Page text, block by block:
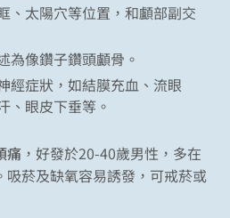
、太陽穴等位置，和顱部副交
為像鑽子鑽頭顱骨。
經症狀，如結膜充血、流眼
、眼皮下垂等。
痛 ，好發於20-40歲男性，多在
吸菸及缺氧容易誘發，可戒菸或